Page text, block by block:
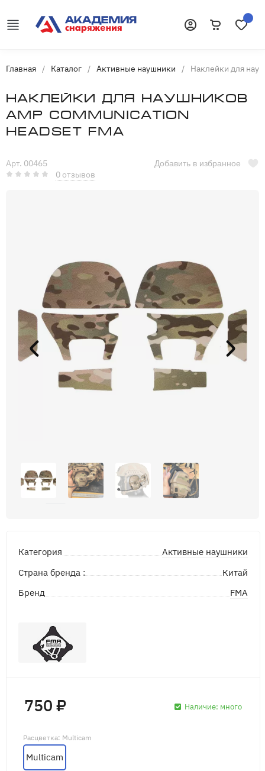
Главная / Каталог / Активные наушники / Наклейки для
Наклейки для наушников
AMP Communication
Headset FMA
Арт. 00465
0 отзывов
Добавить в избранное
Категория
Активные наушники
Страна бренда :
Китай
Бренд
FMA
Расцветка: Multicam
Multicam
750 ₽ Наличие: много